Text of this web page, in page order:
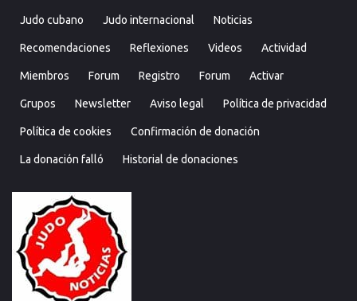
Judo cubano Judo internacional Noticias
Recomendaciones Reflexiones Videos Actividad
Miembros Forum Registro Forum Activar
Grupos Newsletter Aviso legal Política de privacidad
Política de cookies Confirmación de donación
La donación falló Historial de donaciones